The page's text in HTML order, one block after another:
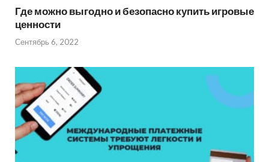
Где можно выгодно и безопасно купить игровые
ценности
Сентябрь 6, 2022